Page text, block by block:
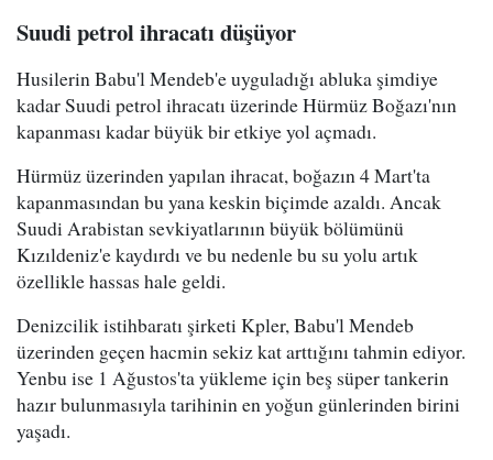
Suudi petrol ihracatı düşüyor
Husilerin Babu'l Mendeb'e uyguladığı abluka şimdiye
kadar Suudi petrol ihracatı üzerinde Hürmüz Boğazı'nın
kapanması kadar büyük bir etkiye yol açmadı.
Hürmüz üzerinden yapılan ihracat, boğazın 4 Mart'ta
kapanmasından bu yana keskin biçimde azaldı. Ancak
Suudi Arabistan sevkiyatlarının büyük bölümünü
Kızıldeniz'e kaydırdı ve bu nedenle bu su yolu artık
özellikle hassas hale geldi.
Denizcilik istihbaratı şirketi Kpler, Babu'l Mendeb
üzerinden geçen hacmin sekiz kat arttığını tahmin ediyor.
Yenbu ise 1 Ağustos'ta yükleme için beş süper tankerin
hazır bulunmasıyla tarihinin en yoğun günlerinden birini
yaşadı.